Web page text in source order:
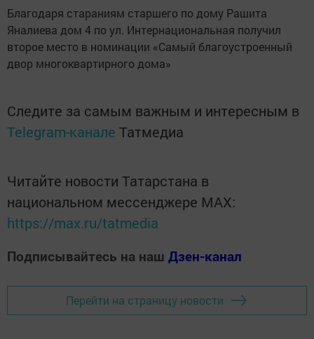
Благодаря стараниям старшего по дому Рашита
Яналиева дом 4 по ул. Интернациональная получил
второе место в номинации «Самый благоустроенный
двор многоквартирного дома»
Следите за самым важным и интересным в
Telegram-канале Татмедиа
Читайте новости Татарстана в
национальном мессенджере MАХ:
https://max.ru/tatmedia
Подписывайтесь на наш Дзен-канал
Перейти на страницу новости